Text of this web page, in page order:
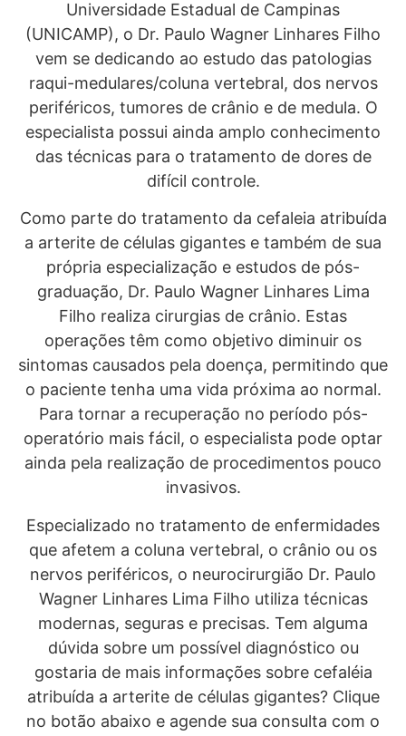
Universidade Estadual de Campinas
(UNICAMP), o Dr. Paulo Wagner Linhares Filho
vem se dedicando ao estudo das patologias
raqui-medulares/coluna vertebral, dos nervos
periféricos, tumores de crânio e de medula. O
especialista possui ainda amplo conhecimento
das técnicas para o tratamento de dores de
difícil controle.
Como parte do tratamento da cefaleia atribuída
a arterite de células gigantes e também de sua
própria especialização e estudos de pós-
graduação, Dr. Paulo Wagner Linhares Lima
Filho realiza cirurgias de crânio. Estas
operações têm como objetivo diminuir os
sintomas causados pela doença, permitindo que
o paciente tenha uma vida próxima ao normal.
Para tornar a recuperação no período pós-
operatório mais fácil, o especialista pode optar
ainda pela realização de procedimentos pouco
invasivos.
Especializado no tratamento de enfermidades
que afetem a coluna vertebral, o crânio ou os
nervos periféricos, o neurocirurgião Dr. Paulo
Wagner Linhares Lima Filho utiliza técnicas
modernas, seguras e precisas. Tem alguma
dúvida sobre um possível diagnóstico ou
gostaria de mais informações sobre cefaléia
atribuída a arterite de células gigantes? Clique
no botão abaixo e agende sua consulta com o